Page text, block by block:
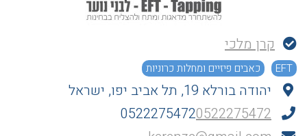
קרן מלכי
EFT כאבים פיזיים ומחלות כרוניות
יהודה בורלא 19, תל אביב יפו, ישראל
05222754720522275472